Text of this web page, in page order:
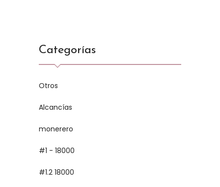
Categorías
Otros
Alcancías
monerero
#1 - 18000
#1.2 18000